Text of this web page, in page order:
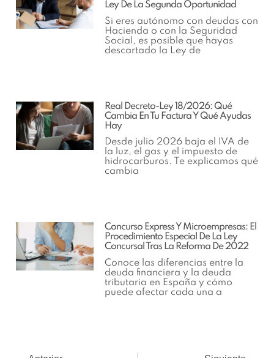
Ley De La Segunda Oportunidad
Si eres autónomo con deudas con
Hacienda o con la Seguridad
Social, es posible que hayas
descartado la Ley de
Real Decreto-Ley 18/2026: Qué
Cambia En Tu Factura Y Qué Ayudas
Hay
Desde julio 2026 baja el IVA de
la luz, el gas y el impuesto de
hidrocarburos. Te explicamos qué
cambia
Concurso Express Y Microempresas: El
Procedimiento Especial De La Ley
Concursal Tras La Reforma De 2022
Conoce las diferencias entre la
deuda financiera y la deuda
tributaria en España y cómo
puede afectar cada una a